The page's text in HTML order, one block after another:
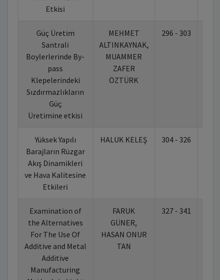
Etkisi
Güç Üretim
Santrali
Boylerlerinde By-
pass
Klepelerindeki
Sızdırmazlıkların
Güç
Üretimine etkisi
MEHMET
ALTINKAYNAK,
MUAMMER
ZAFER
ÖZTÜRK
296 - 303
Yüksek Yapılı
Barajların Rüzgar
Akış Dinamikleri
ve Hava Kalitesine
Etkileri
HALUK KELEŞ 304 - 326
Examination of
the Alternatives
For The Use Of
Additive and Metal
Additive
Manufacturing
FARUK
GÜNER,
HASAN ONUR
TAN
327 - 341